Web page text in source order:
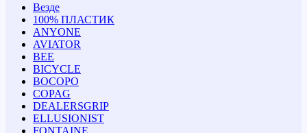
Везде
100% ПЛАСТИК
ANYONE
AVIATOR
BEE
BICYCLE
BOCOPO
COPAG
DEALERSGRIP
ELLUSIONIST
FONTAINE